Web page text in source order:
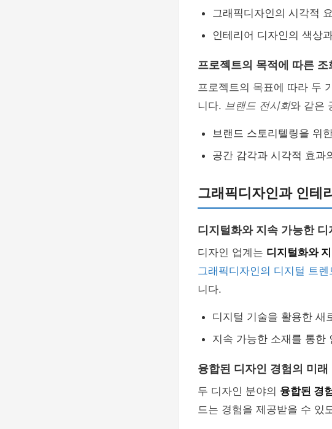
그래픽디자인의 시각적
인테리어 디자인의 색상
프로젝트의 목적에 따른 조
프로젝트의 목표에 따라 두
니다. 브랜드 전시회와 같은
브랜드 스토리텔링을 위
공간 감각과 시각적 효과
그래픽디자인과 인테
디지털화와 지속 가능한 디
디자인 업계는 디지털화와
그래픽디자인의 디지털 트렌
니다.
디지털 기술을 활용한 새
지속 가능한 소재를 통한
융합된 디자인 경험의 미래
두 디자인 분야의 융합된 경
드는 경험을 제공받을 수 있